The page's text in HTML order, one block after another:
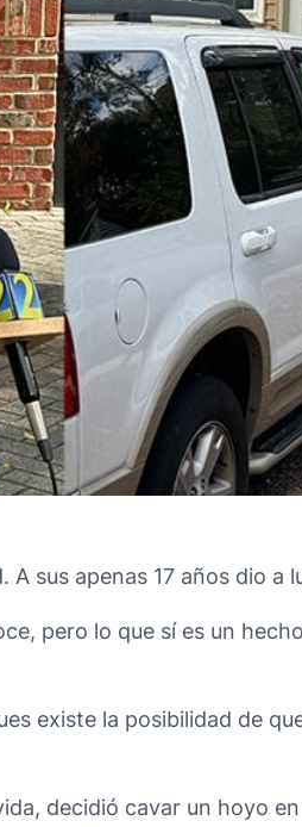
sus apenas 17 años dio a
pero lo que sí es un
existe la posibilidad de
decidió cavar un hoyo